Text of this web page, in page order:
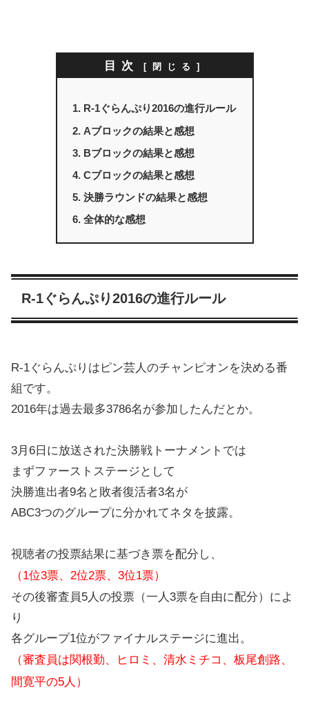
目次
R-1ぐらんぷり2016の進行ルール
Aブロックの結果と感想
Bブロックの結果と感想
Cブロックの結果と感想
決勝ラウンドの結果と感想
全体的な感想
R-1ぐらんぷり2016の進行ルール
R-1ぐらんぷりはピン芸人のチャンピオンを決める番
組です。
2016年は過去最多3786名が参加したんだとか。
3月6日に放送された決勝戦トーナメントでは
まずファーストステージとして
決勝進出者9名と敗者復活者3名が
ABC3つのグループに分かれてネタを披露。
視聴者の投票結果に基づき票を配分し、
（1位3票、2位2票、3位1票）
その後審査員5人の投票（一人3票を自由に配分）によ
り
各グループ1位がファイナルステージに進出。
（審査員は関根勤、ヒロミ、清水ミチコ、板尾創路、
間寛平の5人）